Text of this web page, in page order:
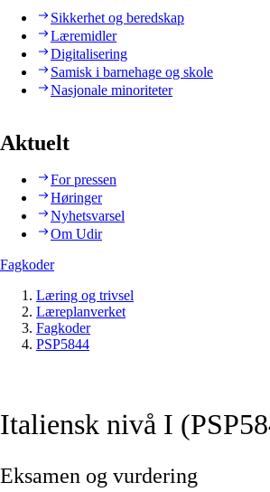
Sikkerhet og beredskap
Læremidler
Digitalisering
Samisk i barnehage og skole
Nasjonale minoriteter
Aktuelt
For pressen
Høringer
Nyhetsvarsel
Om Udir
Fagkoder
Læring og trivsel
Læreplanverket
Fagkoder
PSP5844
Italiensk nivå I
Eksamen og vurdering